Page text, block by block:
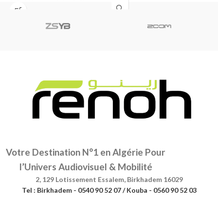
pouce inédit
Votre Destination N°1 en Algérie Pour
l’Univers Audiovisuel & Mobilité
2, 129 Lotissement Essalem, Birkhadem 16029
Tel : Birkhadem - 0540 90 52 07 / Kouba - 0560 90 52 03